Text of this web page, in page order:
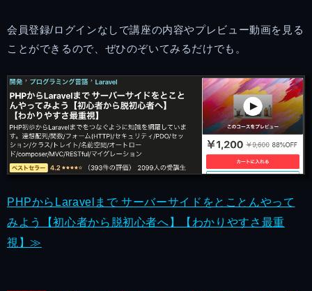
会員登録/ログインなしで講座の内容やプレビュー動画を見る
ことができるので、ぜひのぞいてみるだけでも。
PHPからLaravelまで サーバーサイドをとことんやって
みよう【初心者から脱初心者へ】【わかりやすさ最重
視】≫